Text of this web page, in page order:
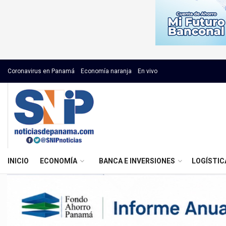
Coronavirus en Panamá Economía naranja En vivo
INICIO ECONOMÍA BANCA E INVERSIONES